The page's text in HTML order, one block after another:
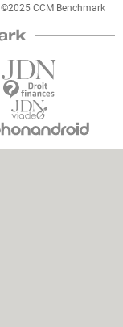
©2025 CCM Benchmark